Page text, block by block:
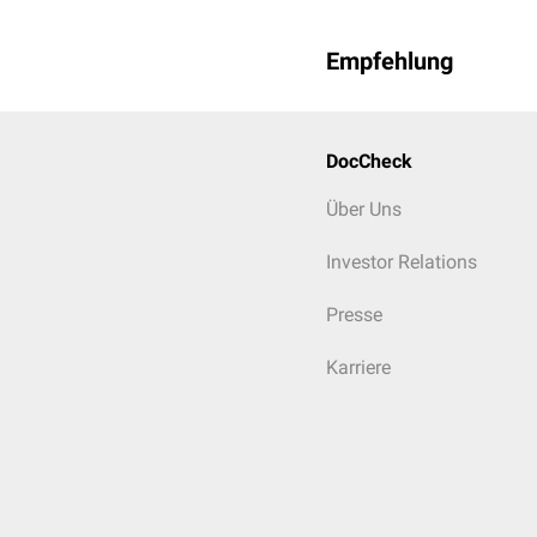
Budd-Chiari-
Hämorrhoiden
Lymphadenitis
Wenn noch Zeit ist
Empfehlung
DocCheck
Über Uns
Investor Relations
Presse
Karriere